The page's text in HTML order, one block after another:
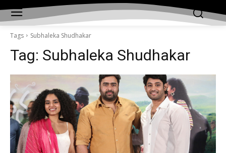
Tags Subhaleka Shudhakar
Tag: Subhaleka Shudhakar